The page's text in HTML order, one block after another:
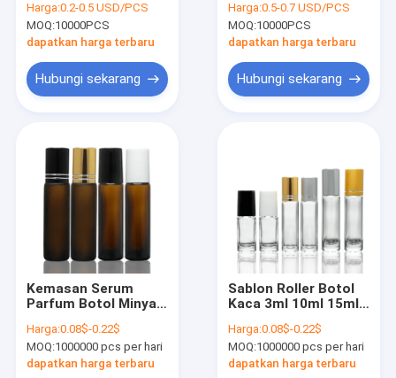
Packaging Container
Perfume Botol
Minyak Esensial
Harga:0.2-0.5 USD/PCS
MOQ:10000PCS
dapatkan harga terbaru
Hubungi sekarang
Cap Perfume Roll
Container
Harga:0.5-0.7 USD/PCS
MOQ:10000PCS
dapatkan harga terbaru
Hubungi sekarang
Kemasan Serum
Parfum Botol Minyak
8ml Dengan Roller
Ball Cap
Harga:0.08$-0.22$
MOQ:1000000 pcs per hari
dapatkan harga terbaru
Sablon Roller Botol
Kaca 3ml 10ml 15ml
Harga:0.08$-0.22$
MOQ:1000000 pcs per hari
dapatkan harga terbaru